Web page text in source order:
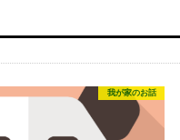
我が家のお話